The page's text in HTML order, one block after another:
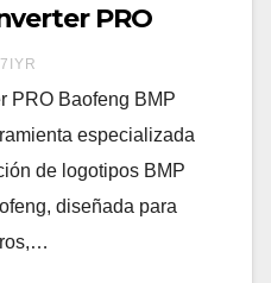
PRO
PRO Baofeng BMP
especializada
de logotipos BMP
diseñada para